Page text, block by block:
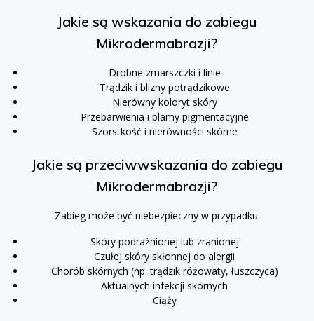
Jakie są wskazania do zabiegu
Mikrodermabrazji?
Drobne zmarszczki i linie
Trądzik i blizny potrądzikowe
Nierówny koloryt skóry
Przebarwienia i plamy pigmentacyjne
Szorstkość i nierówności skórne
Jakie są przeciwwskazania do zabiegu
Mikrodermabrazji?
Zabieg może być niebezpieczny w przypadku:
Skóry podrażnionej lub zranionej
Czułej skóry skłonnej do alergii
Chorób skórnych (np. trądzik różowaty, łuszczyca)
Aktualnych infekcji skórnych
Ciąży